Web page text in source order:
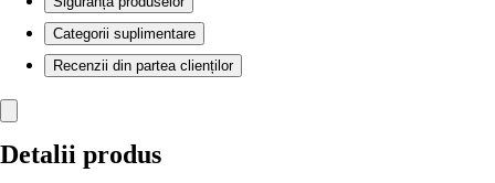
Categorii suplimentare
Recenzii din partea clienților
Detalii produs